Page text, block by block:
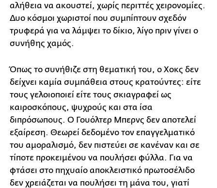
αλήθεια να ακουστεί, χωρίς περιττές χειρονομίες.
Δυο κόσμοι χωριστοί που συμπίπτουν σχεδόν
τρυφερά για να λάμψει το δίκιο, λίγο πριν γίνει ο
συνήθης χαμός.
Όπως το συνήθιζε στη θεματική του, ο Χοκς δεν
δείχνει καμία συμπάθεια στους κρατούντες: είτε
τους γελοιοποιεί είτε τους σκιαγραφεί ως
καιροσκόπους, ψυχρούς και στα ίσα
διπρόσωπους. Ο Γουόλτερ Μπερνς δεν αποτελεί
εξαίρεση. Θεωρεί δεδομένο τον επαγγελματικό
του αμοραλισμό, δεν πιστεύει σε κανέναν και σε
τίποτε προκειμένου να πουλήσει φύλλα. Για να
φτάσει στο πηχυαίο αποκλειστικό πρωτοσέλιδο
δεν χρειάζεται να πουλήσει τη μάνα του, γιατί